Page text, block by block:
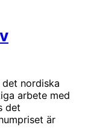
nordiska
arbete med
det
är